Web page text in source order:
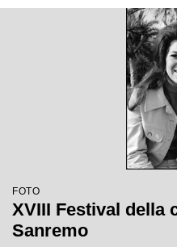
FOTO
XVIII Festival della
Sanremo